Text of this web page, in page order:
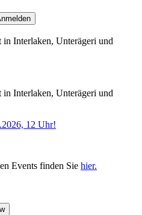
Interlaken, Unterägeri und
Interlaken, Unterägeri und
12 Uhr!
Events finden Sie hier.